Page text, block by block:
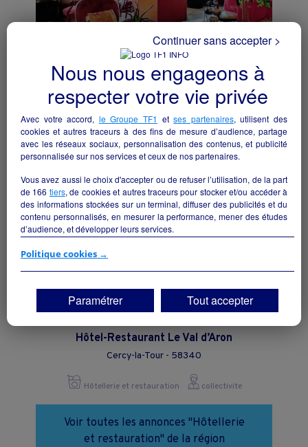
auberge avec 9 chambres murs et fond ,
licence 4 PRIX EN BAISSE A SAISIR
Saint-Julien-de-Jonzy - 71110
Hôtellerie et restauration particulier
Hôtel-Restaurant Le Val d’Aron
Cercy-la-Tour - 58340
Hôtellerie et restauration collectivite
Voir toutes les annonces "Hôtellerie
et restauration" de la région
Nous nous engageons à
respecter votre vie privée
Avec votre accord, le Groupe TF1 etses partenaires, utilisent des
cookies et autres traceurs à des fins de mesure d’audience, partage
avec les réseaux sociaux, personnalisation des contenus, et publicité
personnalisée sur nos services et ceux de nos partenaires.
Vous avez aussi le choix d'accepter ou de refuser l’utilisation, de la part
de 166 tiers, de cookies et autres traceurs pour stocker et/ou accéder à
des informations stockées sur un terminal, diffuser des publicités et du
contenu personnalisés, en mesurer la performance, mener des études
d’audience, et développer leurs services.
Si vous continuez sans accepter, les fonctionnalités liées à la
vos centres d'intérêt. Seuls lescookies/traceurs techniquesseront
déposés et lus sur votre terminal.
Vous pouvez exprimer vos choix en cliquant sur "Tout accepter",
"Continuer sans accepter" ou "Paramétrer", et les modifier à tout
moment en cliquant sur le lien "Paramétrez vos choix" situé en bas de
Politique cookies →
Paramétrer
Continuer sans accepter >
Tout accepter